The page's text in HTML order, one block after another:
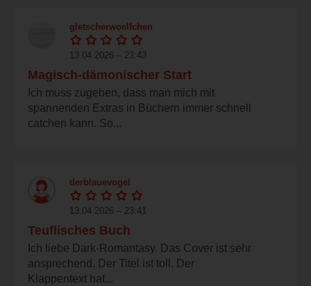
gletscherwoelfchen
13.04.2026 – 23:43
Magisch-dämonischer Start
Ich muss zugeben, dass man mich mit
spannenden Extras in Büchern immer schnell
catchen kann. So...
derblauevogel
13.04.2026 – 23:41
Teuflisches Buch
Ich liebe Dark-Romantasy. Das Cover ist sehr
ansprechend. Der Titel ist toll. Der
Klappentext hat...